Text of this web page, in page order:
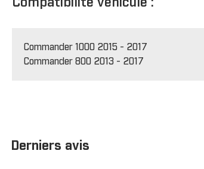
Commander 1000 2015 - 2017
Commander 800 2013 - 2017
Derniers avis